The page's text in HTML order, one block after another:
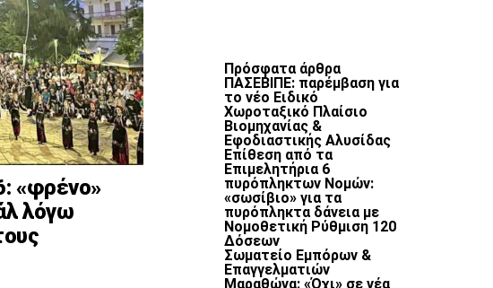
«φρένο»
λόγω
Πρόσφατα άρθρα
ΠΑΣΕΒΙΠΕ: παρέμβαση για
το νέο Ειδικό
Χωροταξικό Πλαίσιο
Βιομηχανίας &
Εφοδιαστικής Αλυσίδας
Επίθεση από τα
Επιμελητήρια 6
πυρόπληκτων Νομών:
«σωσίβιο» για τα
πυρόπληκτα δάνεια με
Νομοθετική Ρύθμιση 120
Δόσεων
Σωματείο Εμπόρων &
Επαγγελματιών
Μαραθώνα: «Όχι» σε νέα